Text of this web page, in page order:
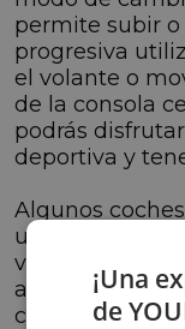
permite subir
progresiva
el volante o
de la consola
podrás
deportiva y
Algunos
un
vehículo al
adecuada para
combustible
¡Una
de